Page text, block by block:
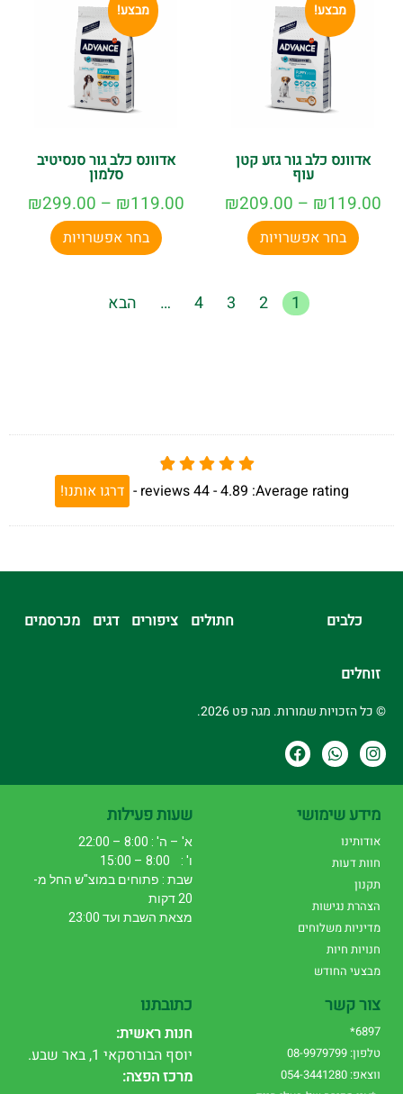
מבצע!
אדוונס כלב גור גזע קטן
עוף
₪119.00
–
₪209.00
בחר אפשרויות
מבצע!
אדוונס כלב גור סנסיטיב
סלמון
₪119.00
–
₪299.00
בחר אפשרויות
1
2
3
4
… הבא
Average rating:
4.89 -
44
reviews
- דרגו אותנו!
כלבים חתולים ציפורים דגים מכרסמים
זוחלים
© כל הזכויות שמורות. מגה פט 2026.
מידע שימושי
אודותינו
חוות דעות
תקנון
הצהרת נגישות
מדיניות משלוחים
חנויות חיות
מבצעי החודש
שעות פעילות
א' – ה' : 8:00 – 22:00
ו' : 8:00 – 15:00
שבת : פתוחים במוצ"ש החל מ-
20 דקות
מצאת השבת ועד 23:00
צור קשר
6897*
טלפון: 08-9979799
ווצאפ: 054-3441280
כתובתנו
חנות ראשית:
יוסף הבורסקאי 1, באר שבע.
מרכז הפצה: